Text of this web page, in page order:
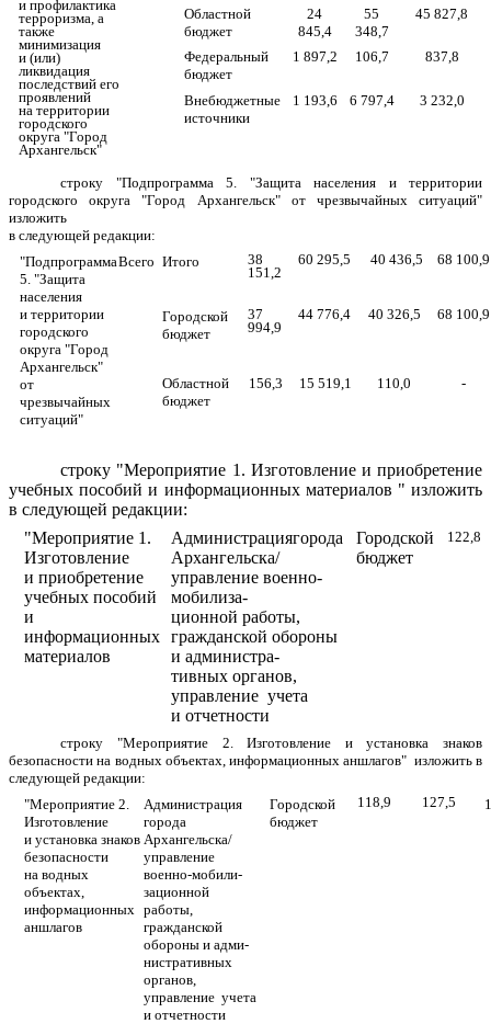
и профилактика
терроризма, а
также
минимизация
и (или)
ликвидация
последствий его
проявлений
на территории
городского
округа "Город
Архангельск"
Областной
бюджет
24
845,4
55
348,7
45 827,8
Федеральный
бюджет
1 897,2 106,7 837,8
Внебюджетные
источники
1 193,6 6 797,4 3 232,0
строку "Подпрограмма 5. "Защита населения и территории
городского округа "Город Архангельск" от чрезвычайных ситуаций"
изложить
в следующей редакции:
"Подпрограмма
5. "Защита
населения
и территории
городского
округа "Город
Архангельск"
от
чрезвычайных
ситуаций"
Всего Итого
38
151,2
60 295,5 40 436,5 68 100,9
Городской
бюджет
37
994,9
44 776,4 40 326,5 68 100,9
Областной
бюджет
156,3 15 519,1 110,0 -
строку "Мероприятие 1. Изготовление и приобретение
учебных пособий и информационных материалов " изложить
в следующей редакции:
"Мероприятие 1.
Изготовление
и приобретение
учебных пособий
и
информационных
материалов
Администрациягорода
Архангельска/
управление военно-
мобилиза-
ционной работы,
гражданской обороны
и администра-
тивных органов,
управление учета
и отчетности
Городской
бюджет
122,8
строку "Мероприятие 2. Изготовление и установка знаков
безопасности на водных объектах, информационных аншлагов" изложить в
следующей редакции:
"Мероприятие 2.
Изготовление
и установка знаков
безопасности
на водных
объектах,
информационных
аншлагов
Администрация
города
Архангельска/
управление
военно-мобили-
зационной
работы,
гражданской
обороны и адми-
нистративных
органов,
управление учета
и отчетности
Городской
бюджет
118,9 127,5